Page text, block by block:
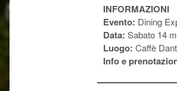
INFORMAZIONI
Evento: Dining
Data: Sabato 14
Luogo: Caffè
Info e